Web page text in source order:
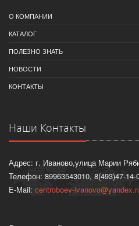
О КОМПАНИИ
КАТАЛОГ
ПОЛЕЗНО ЗНАТЬ
НОВОСТИ
КОНТАКТЫ
Наши Контакты
Адрес: г. Иваново,улица Марии
Телефон: 89963543010, 8(493)47-14-
E-Mail: centroboev-